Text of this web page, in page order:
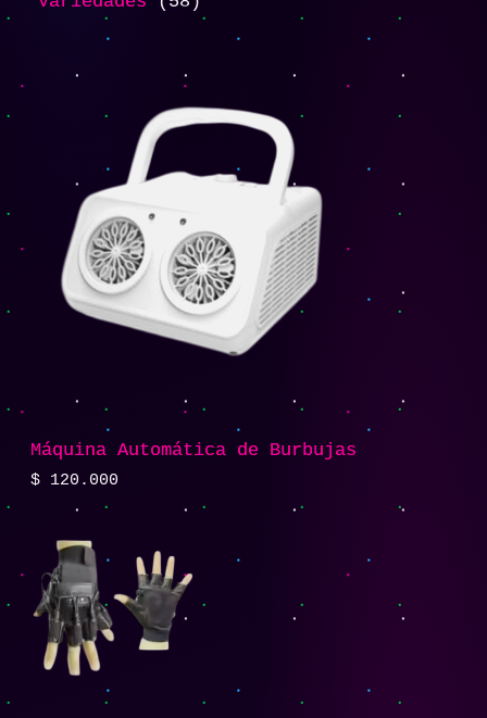
Máquina Automática de Burbujas
$ 120.000